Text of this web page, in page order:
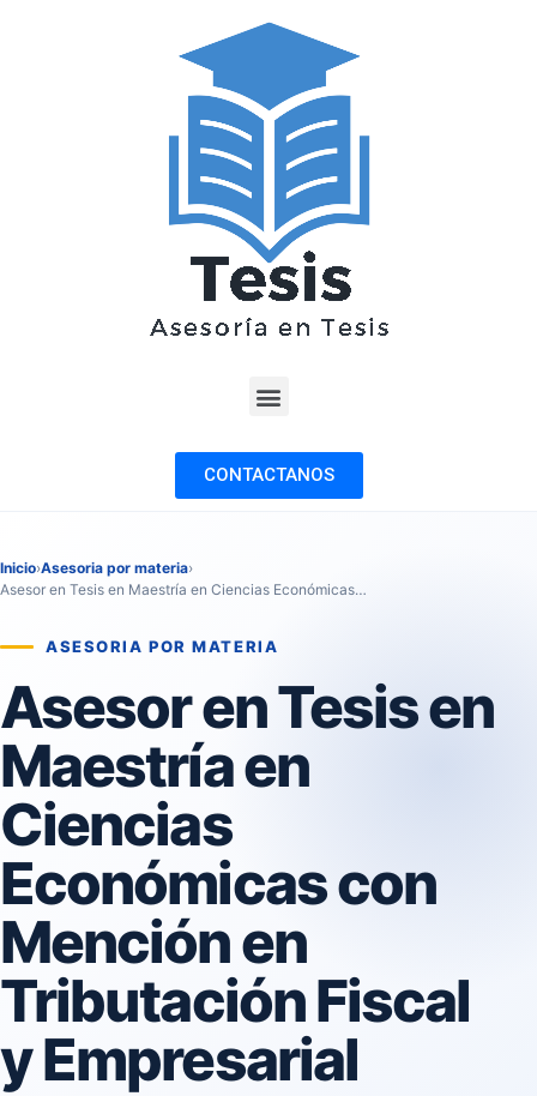
CONTACTANOS
Inicio›Asesoria por materia›
Asesor en Tesis en Maestría en Ciencias Económicas…
ASESORIA POR MATERIA
Asesor en Tesis en
Maestría en
Ciencias
Económicas con
Mención en
Tributación Fiscal
y Empresarial